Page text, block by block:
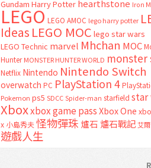
Gundam Harry Potter hearthstone Iron
LEGO LEGO AMOC lego harry potter
Ideas LEGO MOC lego star wars
LEGO Technic marvel Mhchan MOC
Hunter MONSTER HUNTER WORLD monster
Netflix Nintendo Nintendo Switch
overwatch PC PlayStation 4
Pokemon ps5 SDCC Spider-man starfield star
Xboxxbox game passXbox One
x 小島秀夫怪物彈珠 爐石 爐石戰記艾
遊戲人生